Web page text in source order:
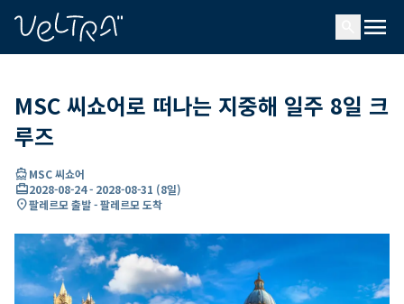
menu
MSC 씨쇼어로 떠나는 지중해 일주 8일 크
루즈
directions_boatMSC 씨쇼어
card_travel2028-08-24- 2028-08-31 (8일)
location_on팔레르모 출발 - 팔레르모 도착